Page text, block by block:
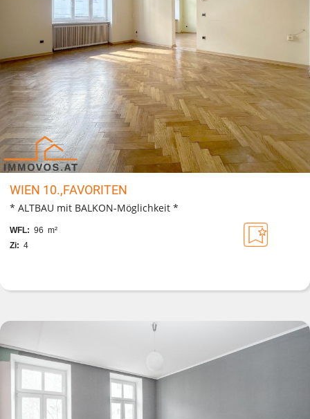
WIEN 10.,FAVORITEN
* ALTBAU mit BALKON-Möglichkeit *
WFL: 96 m²
Zi: 4